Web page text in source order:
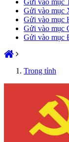
Gửi vào mục
Gửi vào mục
Gửi vào mục
Gửi vào mục
Trong tỉnh